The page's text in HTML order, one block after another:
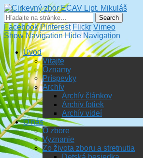
Facebook Pinterest Flickr Vimeo
Show Navigation Hide Navigation
Úvod
Vitajte
Oznamy
Príspevky
Archív
Archív článkov
Archív fotiek
Archív videí
O nás
O zbore
Vyznanie
Zo života zboru a stretnutia